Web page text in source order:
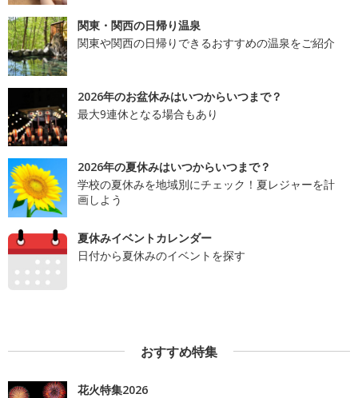
関東・関西の日帰り温泉
関東や関西の日帰りできるおすすめの温泉をご紹介
2026年のお盆休みはいつからいつまで？
最大9連休となる場合もあり
2026年の夏休みはいつからいつまで？
学校の夏休みを地域別にチェック！夏レジャーを計
画しよう
夏休みイベントカレンダー
日付から夏休みのイベントを探す
おすすめ特集
花火特集2026